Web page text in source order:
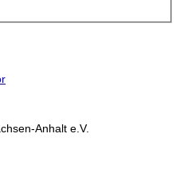
Anhalt e.V.